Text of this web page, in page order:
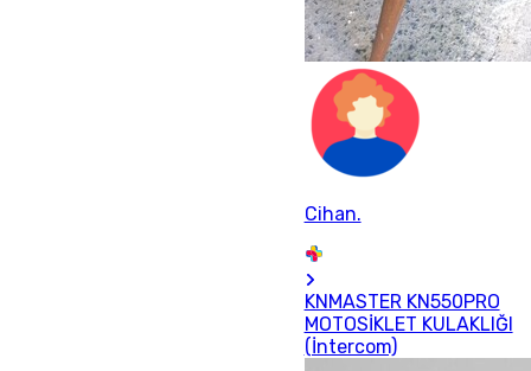
Cihan.
KNMASTER KN550PRO
MOTOSİKLET KULAKLIĞI
(İntercom)